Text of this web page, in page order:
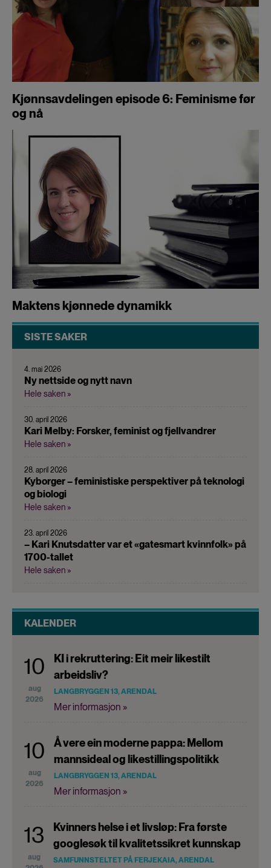
Kjønnsavdelingen episode 6: Feminisme før
og nå
Maktens kjønnede dynamikk
SISTE SAKER
4. mai 2026
Ny nettside og nytt navn
Hele saken »
30. april 2026
Kari Melby: Forsker, feminist og fjellvandrer
Hele saken »
28. april 2026
Kyborger – feministiske perspektiver på teknologi
og biologi
Hele saken »
23. april 2026
– Kari Knutsdatter var et «gatesmart kvinnfolk» på
1700-tallet
Hele saken »
KALENDER
10
aug
2026
KI i rekruttering: Eit meir likestilt
arbeidsliv?
LANGBRYGGEN 13, ARENDAL
Mer informasjon »
10
aug
2026
Å vere ein moderne pappa: Mellom
mannsideal og likestillingspolitikk
LANGBRYGGEN 13, ARENDAL
Mer informasjon »
13
aug
Kvinners helse i et livsløp: Fra første
googlesøk til kvalitetssikret kunnskap
SAMFUNNSTELTET PÅ FERJEKAIA, ARENDAL